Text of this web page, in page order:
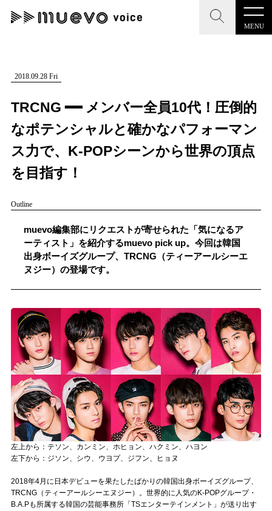
MENU
CLOSE
記事を検索する
人気ワード
#ヒップホップ #男性シンガーグループ #R&B/ソウル
CLOSE
"読者の声を形にする”音楽特化メディア
プレスリリース一覧
会社概要
お問い合わせ
記事リクエスト
ログイン
LINK
muevoクラウドファンディング
muevoコミュニティ
ぶいクラ！by muevo
ぶいコミュ！by muevo
ぶいマガ！ by muevo
2018.09.28 Fri
TRCNG ━━ メンバー全員10代！圧倒的
なポテンシャルと確かなパフォーマン
ス力で、K-POPシーンから世界の頂点
を目指す！
Outline
muevo編集部にリクエストが寄せられた「気になるア
ーティスト」を紹介するmuevo pick up。今回は韓国
出身ボーイズグループ、TRCNG（ティーアールシーエ
ヌジー）の登場です。
左上から：テソン、カンミン、ホヒョン、ハクミン、ハヨン
左下から：ジソン、シウ、ウヨプ、ジフン、ヒョヌ
2018年4月に日本デビューを果たしたばかりの韓国出身ボーイズグループ、
TRCNG（ティーアールシーエヌジー）。世界的に人気のK-POPグループ・
B.A.Pも所属する韓国の芸能事務所「TSエンターテインメント」が送り出す